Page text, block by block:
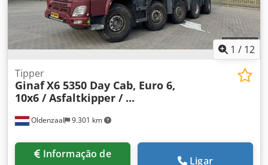
1 / 12
Oldenzaal 9.301 km
Tipper
GinafX6 5350 Day Cab, Euro 6,
10x6 / Asfaltkipper / ...
Ligar